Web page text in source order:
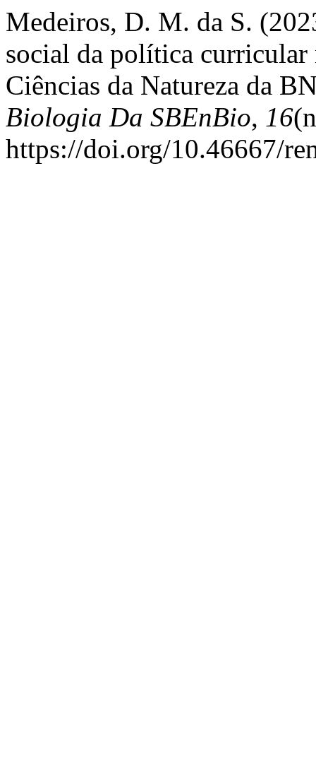
Medeiros, D. M. da S.
social da política curricular
Ciências da Natureza da
Biologia Da SBEnBio, 16
https://doi.org/10.46667/